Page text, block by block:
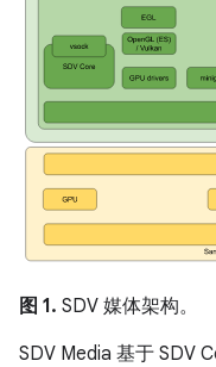
图 1. SDV 媒体架构。
SDV Media 基于 SDV